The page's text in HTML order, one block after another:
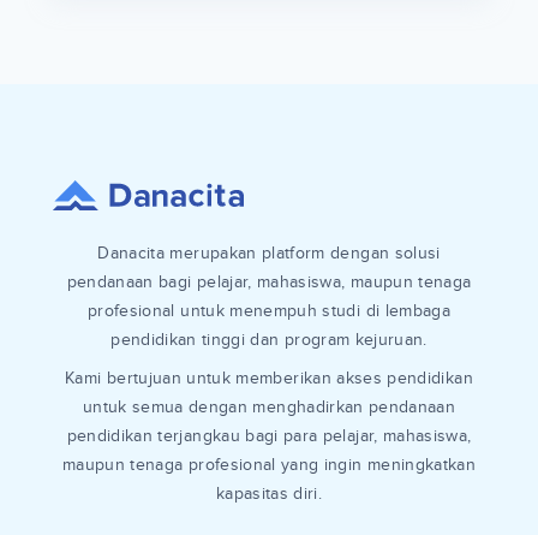
Danacita merupakan platform dengan solusi
pendanaan bagi pelajar, mahasiswa, maupun tenaga
profesional untuk menempuh studi di lembaga
pendidikan tinggi dan program kejuruan.
Kami bertujuan untuk memberikan akses pendidikan
untuk semua dengan menghadirkan pendanaan
pendidikan terjangkau bagi para pelajar, mahasiswa,
maupun tenaga profesional yang ingin meningkatkan
kapasitas diri.